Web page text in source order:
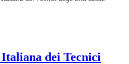
dei Tecnici